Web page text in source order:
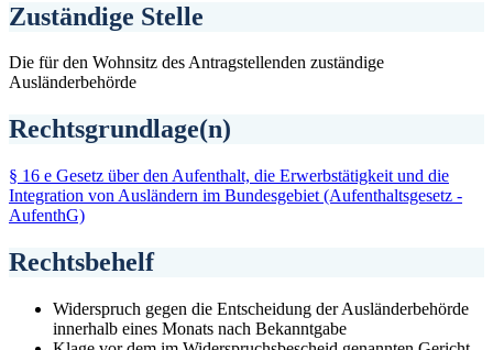
Zuständige Stelle
Die für den Wohnsitz des Antragstellenden zuständige
Ausländerbehörde
Rechtsgrundlage(n)
§ 16 e Gesetz über den Aufenthalt, die Erwerbstätigkeit und die
Integration von Ausländern im Bundesgebiet (Aufenthaltsgesetz -
AufenthG)
Rechtsbehelf
Widerspruch gegen die Entscheidung der Ausländerbehörde
innerhalb eines Monats nach Bekanntgabe